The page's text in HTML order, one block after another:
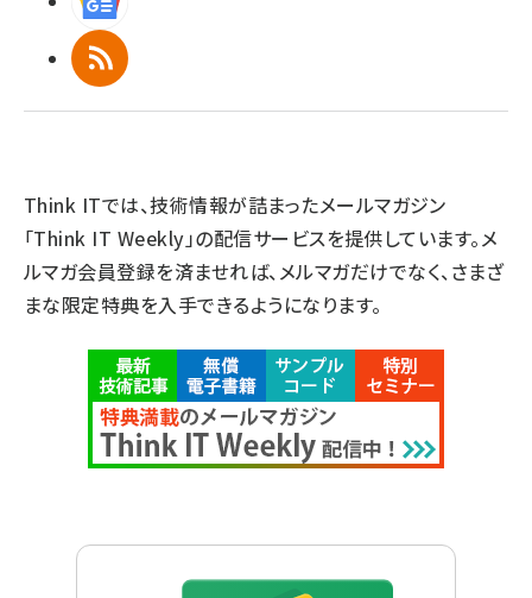
RSS
Think ITでは、技術情報が詰まったメールマガジン
「Think IT Weekly」の配信サービスを提供しています。メ
ルマガ会員登録を済ませれば、メルマガだけでなく、さまざ
まな限定特典を入手できるようになります。